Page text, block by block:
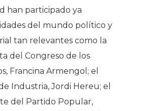
han participado ya
del mundo político y
tan relevantes como la
del Congreso de los
Francina Armengol; el
Industria, Jordi Hereu; el
del Partido Popular,